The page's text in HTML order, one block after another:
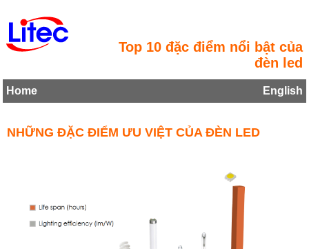
Top 10 đặc điểm nổi bật của
đèn led
Home English
NHỮNG ĐẶC ĐIỂM ƯU VIỆT CỦA ĐÈN LED